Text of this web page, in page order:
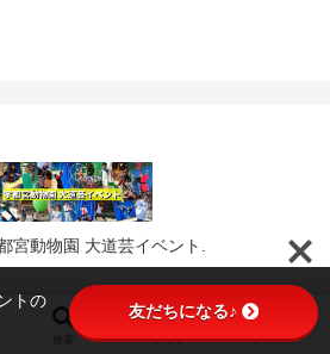
宮動物園 大道芸イベント.
トップ サイドバー
トの
友だちになる♪